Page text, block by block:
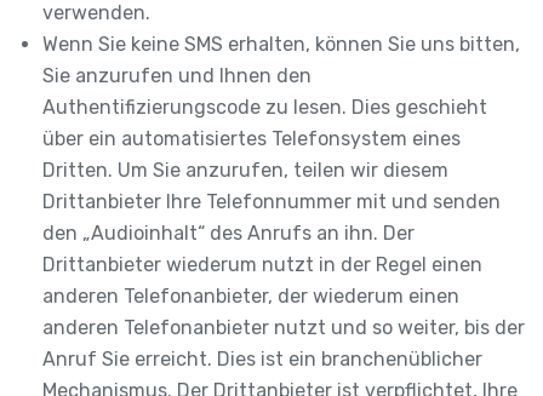
verwenden.
Wenn Sie keine SMS erhalten, können Sie uns bitten,
Sie anzurufen und Ihnen den
Authentifizierungscode zu lesen. Dies geschieht
über ein automatisiertes Telefonsystem eines
Dritten. Um Sie anzurufen, teilen wir diesem
Drittanbieter Ihre Telefonnummer mit und senden
den „Audioinhalt“ des Anrufs an ihn. Der
Drittanbieter wiederum nutzt in der Regel einen
anderen Telefonanbieter, der wiederum einen
anderen Telefonanbieter nutzt und so weiter, bis der
Anruf Sie erreicht. Dies ist ein branchenüblicher
Mechanismus. Der Drittanbieter ist verpflichtet, Ihre